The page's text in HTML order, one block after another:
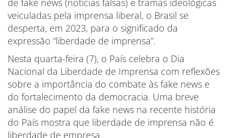
de fake news (notícias falsas) e tramas ideológicas
veiculadas pela imprensa liberal, o Brasil se
desperta, em 2023, para o significado da
expressão “liberdade de imprensa”.
Nesta quarta-feira (7), o País celebra o Dia
Nacional da Liberdade de Imprensa com reflexões
sobre a importância do combate às fake news e
do fortalecimento da democracia. Uma breve
análise do papel da fake news na recente história
do País mostra que liberdade de imprensa não é
liberdade de empresa.